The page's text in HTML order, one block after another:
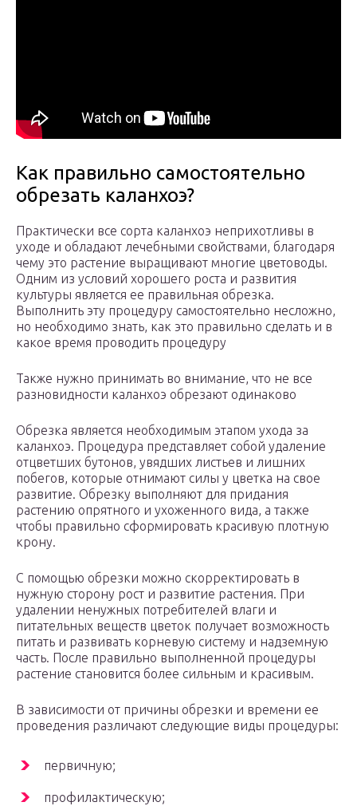
Как правильно самостоятельно
обрезать каланхоэ?
Практически все сорта каланхоэ неприхотливы в
уходе и обладают лечебными свойствами, благодаря
чему это растение выращивают многие цветоводы.
Одним из условий хорошего роста и развития
культуры является ее правильная обрезка.
Выполнить эту процедуру самостоятельно несложно,
но необходимо знать, как это правильно сделать и в
какое время проводить процедуру
Также нужно принимать во внимание, что не все
разновидности каланхоэ обрезают одинаково
Обрезка является необходимым этапом ухода за
каланхоэ. Процедура представляет собой удаление
отцветших бутонов, увядших листьев и лишних
побегов, которые отнимают силы у цветка на свое
развитие. Обрезку выполняют для придания
растению опрятного и ухоженного вида, а также
чтобы правильно сформировать красивую плотную
крону.
С помощью обрезки можно скорректировать в
нужную сторону рост и развитие растения. При
удалении ненужных потребителей влаги и
питательных веществ цветок получает возможность
питать и развивать корневую систему и надземную
часть. После правильно выполненной процедуры
растение становится более сильным и красивым.
В зависимости от причины обрезки и времени ее
проведения различают следующие виды процедуры:
первичную;
профилактическую;